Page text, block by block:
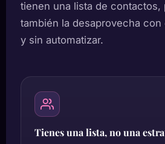
tienen una lista de contactos,
también la desaprovecha
y sin automatizar.
Tienes una lista, no una